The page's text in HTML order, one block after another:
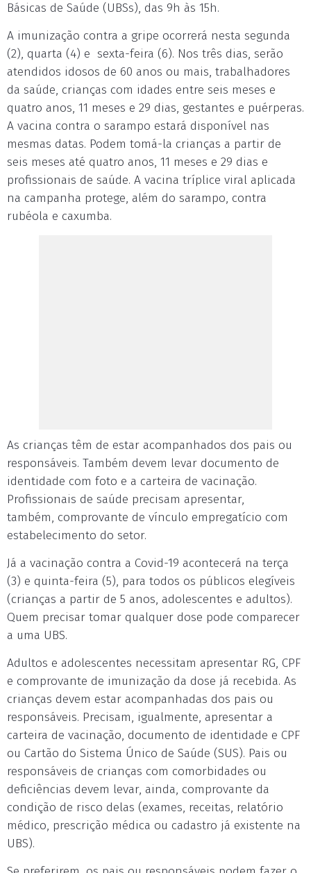
Básicas de Saúde (UBSs), das 9h às 15h.
A imunização contra a gripe ocorrerá nesta segunda
(2), quarta (4) e sexta-feira (6). Nos três dias, serão
atendidos idosos de 60 anos ou mais, trabalhadores
da saúde, crianças com idades entre seis meses e
quatro anos, 11 meses e 29 dias, gestantes e puérperas.
A vacina contra o sarampo estará disponível nas
mesmas datas. Podem tomá-la crianças a partir de
seis meses até quatro anos, 11 meses e 29 dias e
profissionais de saúde. A vacina tríplice viral aplicada
na campanha protege, além do sarampo, contra
rubéola e caxumba.
As crianças têm de estar acompanhados dos pais ou
responsáveis. Também devem levar documento de
identidade com foto e a carteira de vacinação.
Profissionais de saúde precisam apresentar,
também, comprovante de vínculo empregatício com
estabelecimento do setor.
Já a vacinação contra a Covid-19 acontecerá na terça
(3) e quinta-feira (5), para todos os públicos elegíveis
(crianças a partir de 5 anos, adolescentes e adultos).
Quem precisar tomar qualquer dose pode comparecer
a uma UBS.
Adultos e adolescentes necessitam apresentar RG, CPF
e comprovante de imunização da dose já recebida. As
crianças devem estar acompanhadas dos pais ou
responsáveis. Precisam, igualmente, apresentar a
carteira de vacinação, documento de identidade e CPF
ou Cartão do Sistema Único de Saúde (SUS). Pais ou
responsáveis de crianças com comorbidades ou
deficiências devem levar, ainda, comprovante da
condição de risco delas (exames, receitas, relatório
médico, prescrição médica ou cadastro já existente na
UBS).